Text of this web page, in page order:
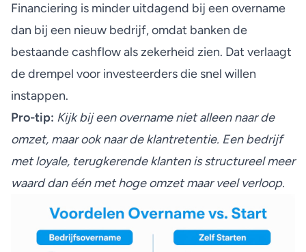
Financiering is minder uitdagend bij een overname
dan bij een nieuw bedrijf, omdat banken de
bestaande cashflow als zekerheid zien. Dat verlaagt
de drempel voor investeerders die snel willen
instappen.
Pro-tip: Kijk bij een overname niet alleen naar de
omzet, maar ook naar de klantretentie. Een bedrijf
met loyale, terugkerende klanten is structureel meer
waard dan één met hoge omzet maar veel verloop.